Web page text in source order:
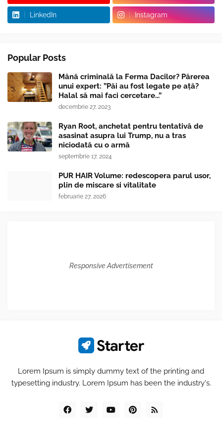
LinkedIn Instagram
Popular Posts
Mână criminală la Ferma Dacilor? Părerea
unui expert: ”Păi au fost legate pe ață?
Halal să mai faci cercetare...”
decembrie 27, 2023
Ryan Root, anchetat pentru tentativă de
asasinat asupra lui Trump, nu a tras
niciodată cu o armă
septembrie 17, 2024
PUR HAIR Volume: redescopera parul usor,
plin de miscare si vitalitate
februarie 27, 2026
Responsive Advertisement
Lorem Ipsum is simply dummy text of the printing and
typesetting industry. Lorem Ipsum has been the industry's.